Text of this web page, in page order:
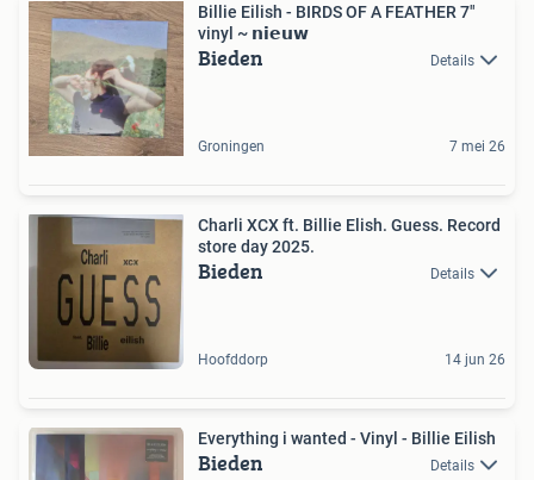
Billie Eilish - BIRDS OF A FEATHER 7"
vinyl ~ 𝗻𝗶𝗲𝘂𝘄
Bieden Details
Groningen 7 mei 26
Charli XCX ft. Billie Elish. Guess. Record
store day 2025.
Bieden Details
Hoofddorp 14 jun 26
Everything i wanted - Vinyl - Billie Eilish
Bieden Details